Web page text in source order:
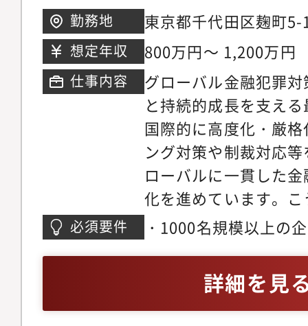
勤務地
東京都千代田区麹町
ワー
想定年収 800万円～ 1,200万円
仕事内容
グローバル金融犯罪
と持続的成長を支え
国際的に高度化・厳
ング対策や制裁対応
ローバルに一貫した
化を進めています。
様な経験を有する人
バル金融犯罪対策の
担っていただく人材
業務は、部内の各Gr
必須要件
・1000名規模以上の
主導またはメンバー
ダイレクトソーシン
詳細を見